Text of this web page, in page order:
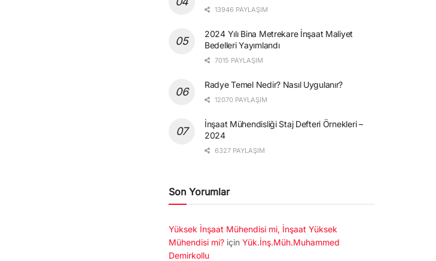
13946 PAYLAŞIM
2024 Yılı Bina Metrekare İnşaat Maliyet
Bedelleri Yayımlandı
7015 PAYLAŞIM
Radye Temel Nedir? Nasıl Uygulanır?
12070 PAYLAŞIM
İnşaat Mühendisliği Staj Defteri Örnekleri –
2024
6327 PAYLAŞIM
Son Yorumlar
Yüksek İnşaat Mühendisi mi, İnşaat Yüksek
Mühendisi mi? için Yük.İnş.Müh.Muhammed
Demirkollu